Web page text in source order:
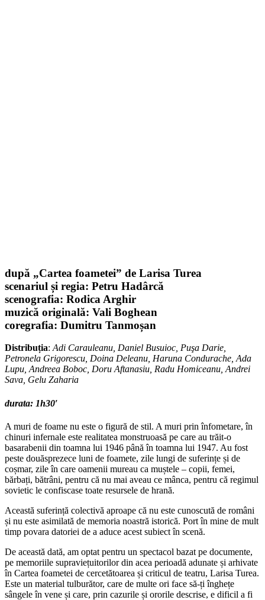
după „Cartea foametei” de Larisa Turea
scenariul și regia: Petru Hadârcă
scenografia: Rodica Arghir
muzică originală: Vali Boghean
coregrafia: Dumitru Tanmoșan
Distribuția: Adi Carauleanu, Daniel Busuioc, Puşa Darie,
Petronela Grigorescu, Doina Deleanu, Haruna Condurache, Ada
Lupu, Andreea Boboc, Doru Aftanasiu, Radu Homiceanu, Andrei
Sava, Gelu Zaharia
durata: 1h30′
A muri de foame nu este o figură de stil. A muri prin înfometare, în
chinuri infernale este realitatea monstruoasă pe care au trăit-o
basarabenii din toamna lui 1946 până în toamna lui 1947. Au fost
peste douăsprezece luni de foamete, zile lungi de suferințe și de
coșmar, zile în care oamenii mureau ca muștele – copii, femei,
bărbați, bătrâni, pentru că nu mai aveau ce mânca, pentru că regimul
sovietic le confiscase toate resursele de hrană.
Această suferință colectivă aproape că nu este cunoscută de români
și nu este asimilată de memoria noastră istorică. Port în mine de mult
timp povara datoriei de a aduce acest subiect în scenă.
De această dată, am optat pentru un spectacol bazat pe documente,
pe memoriile supraviețuitorilor din acea perioadă adunate și arhivate
în Cartea foametei de cercetătoarea și criticul de teatru, Larisa Turea.
Este un material tulburător, care de multe ori face să-ți înghețe
sângele în vene și care, prin cazurile și ororile descrise, e dificil a fi